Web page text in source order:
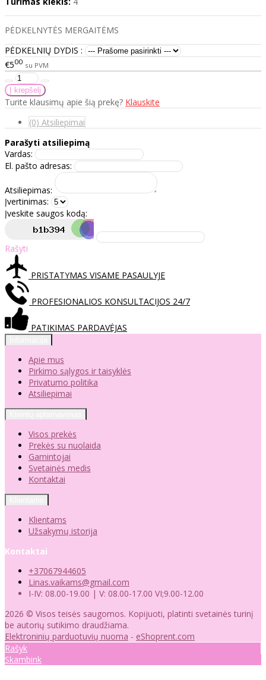
PĖDKELNYTĖS MERGAITĖMS
PĖDKELNIŲ DYDIS :
€500 su PVM
Turite klausimų apie šią prekę? Klauskite
(0) Atsiliepimai
Parašyti atsiliepimą
Vardas:
El. pašto adresas:
Atsiliepimas:
Įvertinimas:
Įveskite saugos kodą:
Rašyti
PRISTATYMAS VISAME PASAULYJE
PROFESIONALIOS KONSULTACIJOS 24/7
PATIKIMAS PARDAVĖJAS
Apie mus
Pirkimo sąlygos ir taisyklės
Privatumo politika
Atsiliepimai
Visos prekės
Prekės su nuolaida
Gamintojai
Svetainės medis
Kontaktai
Klientams
Užsakymų istorija
Kontaktai
+37067944605
Linas.vaikams@gmail.com
I-IV: 08.00-19.00 | V: 08.00-17.00 VI;9.00-12.00
2026 © Visos teisės saugomos. Kopijuoti, platinti svetainės turinį
be autorių sutikimo draudžiama.
Elektroninių parduotuvių nuoma - eShoprent.com
Rašyk
Skambink